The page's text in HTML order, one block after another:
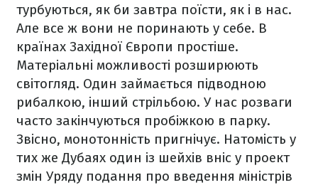
турбуються, як би завтра поїсти, як і в нас.
Але все ж вони не поринають у себе. В
країнах Західної Європи простіше.
Матеріальні можливості розширюють
світогляд. Один займається підводною
рибалкою, інший стрільбою. У нас розваги
часто закінчуються пробіжкою в парку.
Звісно, монотонність пригнічує. Натомість у
тих же Дубаях один із шейхів вніс у проект
змін Уряду подання про введення міністрів